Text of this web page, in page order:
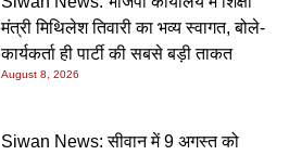
मंत्री मिथिलेश तिवारी का भव्य स्वागत, बोले-
कार्यकर्ता ही पार्टी की सबसे बड़ी ताकत
August 8, 2026
Siwan News: सीवान में 9 अगस्त को